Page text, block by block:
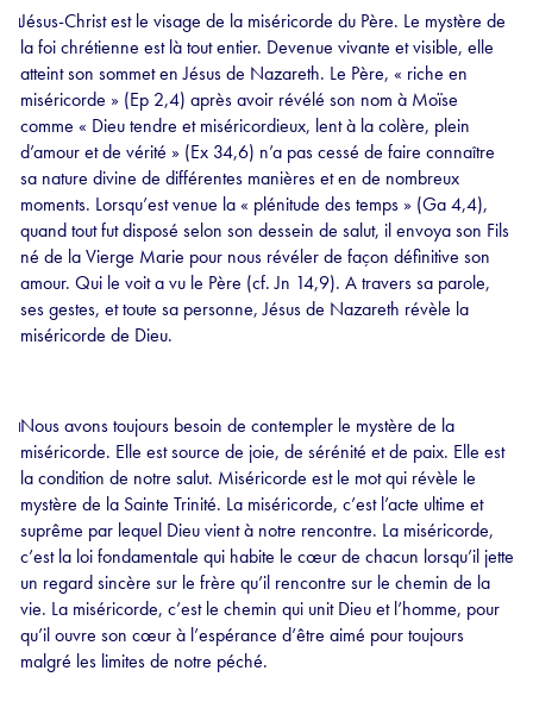
Jésus-Christ est le visage de la miséricorde du Père. Le mystère de
la foi chrétienne est là tout entier. Devenue vivante et visible, elle
atteint son sommet en Jésus de Nazareth. Le Père, « riche en
miséricorde » (Ep 2,4) après avoir révélé son nom à Moïse
comme « Dieu tendre et miséricordieux, lent à la colère, plein
d’amour et de vérité » (Ex 34,6) n’a pas cessé de faire connaître
sa nature divine de différentes manières et en de nombreux
moments. Lorsqu’est venue la « plénitude des temps » (Ga 4,4),
quand tout fut disposé selon son dessein de salut, il envoya son Fils
né de la Vierge Marie pour nous révéler de façon définitive son
amour. Qui le voit a vu le Père (cf. Jn 14,9). A travers sa parole,
ses gestes, et toute sa personne, Jésus de Nazareth révèle la
miséricorde de Dieu.
Nous avons toujours besoin de contempler le mystère de la
miséricorde. Elle est source de joie, de sérénité et de paix. Elle est
la condition de notre salut. Miséricorde est le mot qui révèle le
mystère de la Sainte Trinité. La miséricorde, c’est l’acte ultime et
suprême par lequel Dieu vient à notre rencontre. La miséricorde,
c’est la loi fondamentale qui habite le cœur de chacun lorsqu’il jette
un regard sincère sur le frère qu’il rencontre sur le chemin de la
vie. La miséricorde, c’est le chemin qui unit Dieu et l’homme, pour
qu’il ouvre son cœur à l’espérance d’être aimé pour toujours
malgré les limites de notre péché.